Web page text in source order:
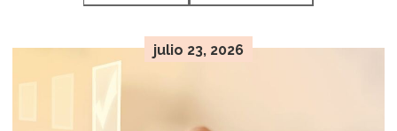
Acerca de
julio 23, 2026